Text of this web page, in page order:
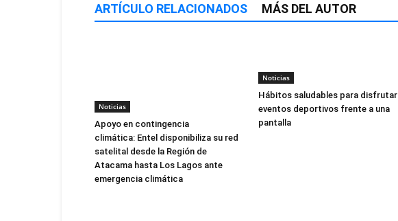
ARTÍCULO RELACIONADOS MÁS DEL AUTOR
Noticias
Apoyo en contingencia
climática: Entel disponibiliza su red
satelital desde la Región de
Atacama hasta Los Lagos ante
emergencia climática
Noticias
Hábitos saludables para disfrutar
eventos deportivos frente a una
pantalla